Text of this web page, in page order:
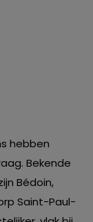
hebben
Bekende
Bédoin,
Saint-Paul-